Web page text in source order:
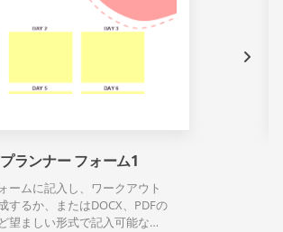
ランナー フォーム1
ームに記入し、ワークアウト
するか、またはDOCX、PDFの
望ましい形式で記入可能なテ